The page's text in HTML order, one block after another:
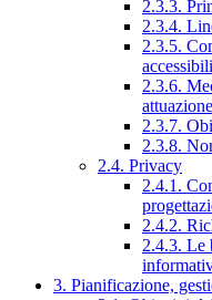
2.3.3.
2.3.4.
2.3.5.
2.3.6.
attuazione
2.3.7.
2.3.8.
2.4. Privacy
2.4.1.
2.4.2.
2.4.3. Le
3. Pianificazione,